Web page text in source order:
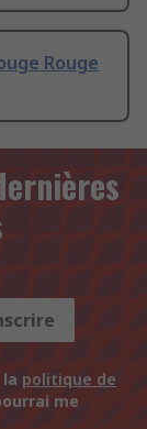
Rouge
politique de
me